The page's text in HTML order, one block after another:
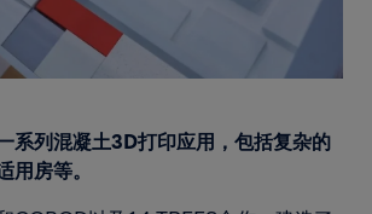
系列混凝土3D打印应用，包括复杂的
用房等。